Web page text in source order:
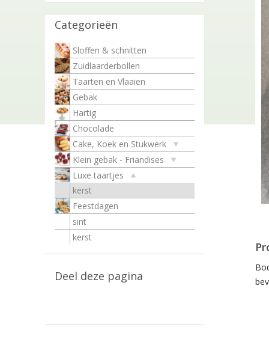
Categorieën
Sloffen & schnitten
Zuidlaarderbollen
Taarten en Vlaaien
Gebak
Hartig
Chocolade
Cake, Koek en Stukwerk
Klein gebak - Friandises
Luxe taartjes
kerst
Feestdagen
sint
kerst
Deel deze pagina